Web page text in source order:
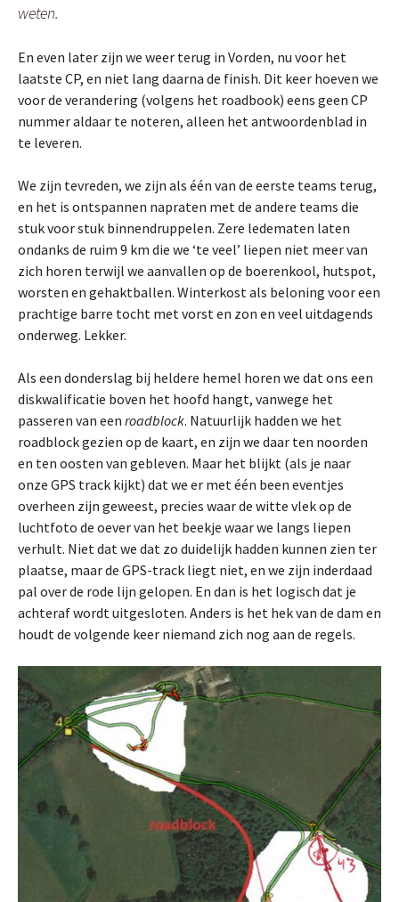
weten.
En even later zijn we weer terug in Vorden, nu voor het
laatste CP, en niet lang daarna de finish. Dit keer hoeven we
voor de verandering (volgens het roadbook) eens geen CP
nummer aldaar te noteren, alleen het antwoordenblad in
te leveren.
We zijn tevreden, we zijn als één van de eerste teams terug,
en het is ontspannen napraten met de andere teams die
stuk voor stuk binnendruppelen. Zere ledematen laten
ondanks de ruim 9 km die we ‘te veel’ liepen niet meer van
zich horen terwijl we aanvallen op de boerenkool, hutspot,
worsten en gehaktballen. Winterkost als beloning voor een
prachtige barre tocht met vorst en zon en veel uitdagends
onderweg. Lekker.
Als een donderslag bij heldere hemel horen we dat ons een
diskwalificatie boven het hoofd hangt, vanwege het
passeren van een roadblock. Natuurlijk hadden we het
roadblock gezien op de kaart, en zijn we daar ten noorden
en ten oosten van gebleven. Maar het blijkt (als je naar
onze GPS track kijkt) dat we er met één been eventjes
overheen zijn geweest, precies waar de witte vlek op de
luchtfoto de oever van het beekje waar we langs liepen
verhult. Niet dat we dat zo duidelijk hadden kunnen zien ter
plaatse, maar de GPS-track liegt niet, en we zijn inderdaad
pal over de rode lijn gelopen. En dan is het logisch dat je
achteraf wordt uitgesloten. Anders is het hek van de dam en
houdt de volgende keer niemand zich nog aan de regels.